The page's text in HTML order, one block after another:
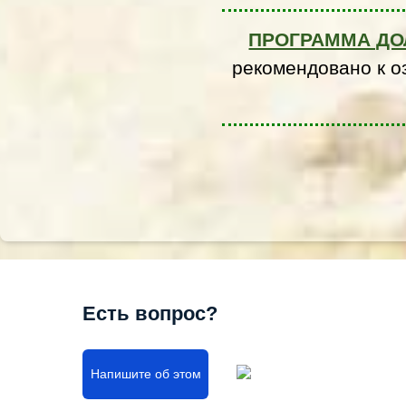
ПРОГРАММА
рекомендовано к
Есть вопрос?
Напишите об этом